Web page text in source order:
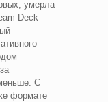
умерла
Deck
C
формате